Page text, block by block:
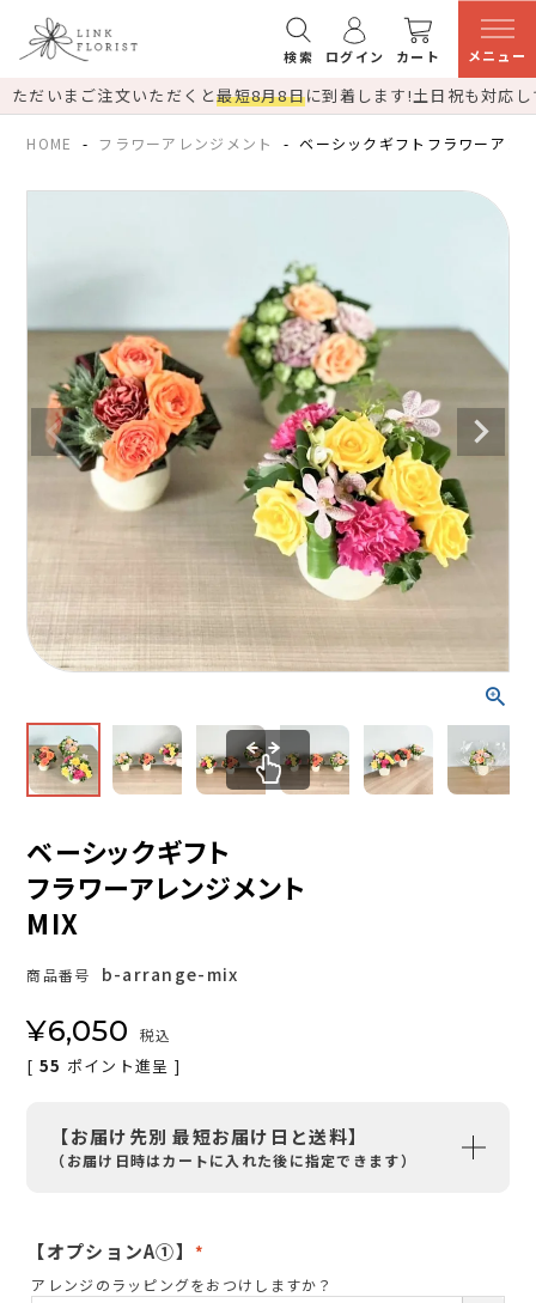
検索 ログイン カート メニュー
ただいまご注文いただくと最短8月8日に到着します!土日祝も対応
HOME フラワーアレンジメント ベーシックギフトフラワーアレ
ベーシックギフト
フラワーアレンジメント
MIX
商品番号 b-arrange-mix
¥6,050 税込
[ 55 ポイント進呈 ]
【お届け先別 最短お届け日と送料】
（お届け日時はカートに入れた後に指定できます）
【オプションA①】
(
アレンジのラッピングをおつけしますか？